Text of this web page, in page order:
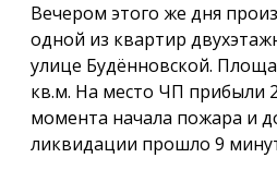
Вечером этого же дня
одной из квартир
улице Будённовской.
кв.м. На место ЧП прибыли
момента начала пожара и
ликвидации прошло 9